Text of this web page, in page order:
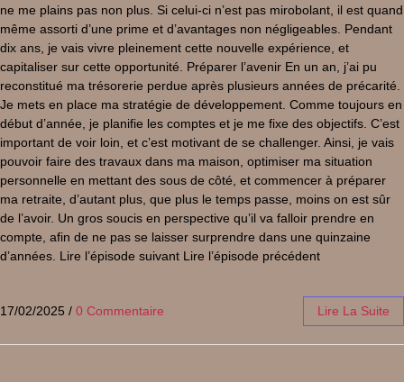
ne me plains pas non plus. Si celui-ci n’est pas mirobolant, il est quand
même assorti d’une prime et d’avantages non négligeables. Pendant
dix ans, je vais vivre pleinement cette nouvelle expérience, et
capitaliser sur cette opportunité. Préparer l’avenir En un an, j’ai pu
reconstitué ma trésorerie perdue après plusieurs années de précarité.
Je mets en place ma stratégie de développement. Comme toujours en
début d’année, je planifie les comptes et je me fixe des objectifs. C’est
important de voir loin, et c’est motivant de se challenger. Ainsi, je vais
pouvoir faire des travaux dans ma maison, optimiser ma situation
personnelle en mettant des sous de côté, et commencer à préparer
ma retraite, d’autant plus, que plus le temps passe, moins on est sûr
de l’avoir. Un gros soucis en perspective qu’il va falloir prendre en
compte, afin de ne pas se laisser surprendre dans une quinzaine
d’années. Lire l’épisode suivant Lire l’épisode précédent
17/02/2025 / 0 Commentaire Lire La Suite